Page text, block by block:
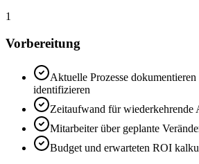
1
Vorbereitung
Aktuelle Prozesse dokumentieren
identifizieren
Zeitaufwand für wiederkehrende
Mitarbeiter über geplante
Budget und erwarteten ROI